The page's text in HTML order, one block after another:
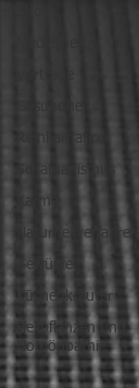
Reinkarnation
Schamanismus
Karma
Naturheilverfahren
Gewürze
Küchenkräuter
Heilpflanzen und
Homöopathie